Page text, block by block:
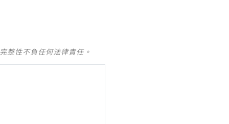
整性不負任何法律責任。